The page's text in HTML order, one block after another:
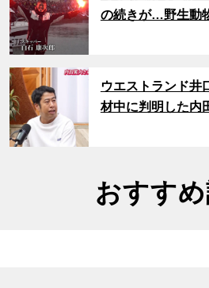
の続きが…野生動
サムネイル
ウエストランド井
材中に判明した内
おすす